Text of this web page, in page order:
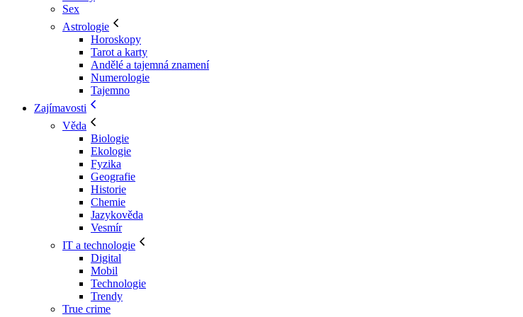
Sex
Astrologie
Horoskopy
Tarot a karty
Andělé a tajemná znamení
Numerologie
Tajemno
Zajímavosti
Věda
Biologie
Ekologie
Fyzika
Geografie
Historie
Chemie
Jazykověda
Vesmír
IT a technologie
Digital
Mobil
Technologie
Trendy
True crime